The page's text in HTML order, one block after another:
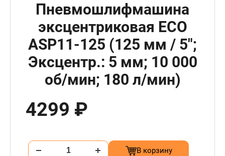
Пневмошлифмашина
эксцентриковая ECO
ASP11-125 (125 мм / 5";
Эксцентр.: 5 мм; 10 000
об/мин; 180 л/мин)
4299 ₽
В корзину